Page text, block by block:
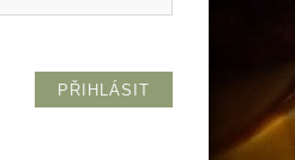
PŘIHLÁSIT